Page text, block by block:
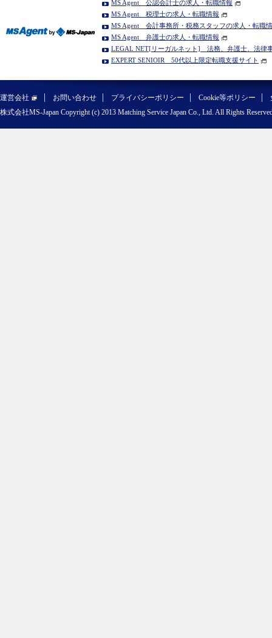
MS Agent 公認会計士の求人・転職情報
MS Agent 税理士の求人・転職情報
MS Agent 会計事務所・税務スタッフの求人・転職
MS Agent 弁護士の求人・転職情報
LEGAL NET[リーガルネット] 法務、弁護士、法律
EXPERT SENIOIR 50代以上限定転職支援サイト
運営会社 お問い合わせ プライバシーポリシー Cookie等ポリシー
株式会社MS-Japan Copyright (c) 2013 Matching Service Japan Co., Ltd. All Rights